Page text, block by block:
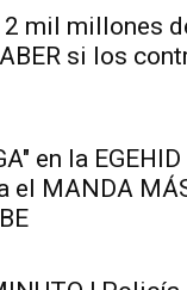
2 mil millones
si los
en la
el MANDA